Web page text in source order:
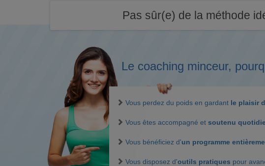
Pas sûr(e) de la méthode
Le coaching minceur,
Vous perdez du poids en gardant le plaisir
Vous êtes accompagné et soutenu
Vous bénéficiez d'un programme
Vous disposez d'outils pratiques pour